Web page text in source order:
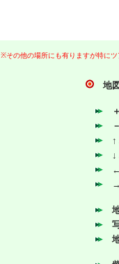
※その他の場所にも有りますが特に
地
＋
－
↑
↓
←
→
地
写
地